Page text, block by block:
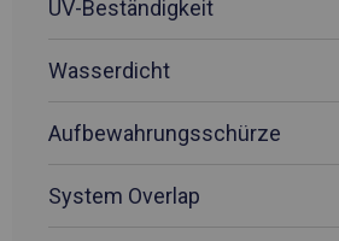
UV-Beständigkeit
Wasserdicht
Aufbewahrungsschürze
System Overlap